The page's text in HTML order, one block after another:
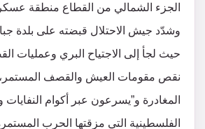
الجزء الشمالي من القطاع منطقة
وشدّد جيش الاحتلال قبضته على بلدة
حيث لجأ إلى الاجتياح البري وعمليات
نقص مقومات العيش والقصف المستمر،
المغادرة و”يسرعون عبر أكوام
الفلسطينية التي مزقتها الحرب